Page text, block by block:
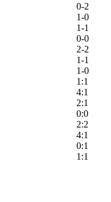
0-2
1-0
1-1
0-0
2-2
1-1
1-0
1:1
4:1
2:1
0:0
2:2
4:1
0:1
1:1